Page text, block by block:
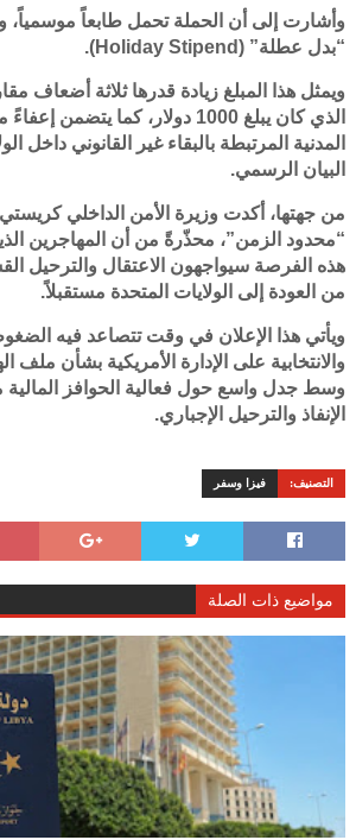
وأشارت إلى أن الحملة تحمل طابعاً موسمياً،
“بدل عطلة” (Holiday Stipend).
ويمثل هذا المبلغ زيادة قدرها ثلاثة أضعاف
الذي كان يبلغ 1000 دولار، كما
المدنية المرتبطة بالبقاء غير القانوني داخل
البيان الرسمي.
من جهتها، أكدت وزيرة الأمن الداخلي
“محدود الزمن”، محذّرةً من أن المهاجرين
هذه الفرصة سيواجهون الاعتقال والترحيل
من العودة إلى الولايات المتحدة مستقبلاً.
ويأتي هذا الإعلان في وقت تتصاعد فيه
والانتخابية على الإدارة الأمريكية بشأن ملف
وسط جدل واسع حول فعالية الحوافز المالية
الإنفاذ والترحيل الإجباري.
التصنيف: فيزا وسفر
مواضيع ذات الصلة